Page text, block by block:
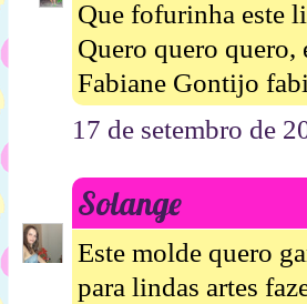
Que fofurinha este
Quero quero
Fabiane Gontijo
17 de setembro de
Solange
Este molde quero
para lindas artes